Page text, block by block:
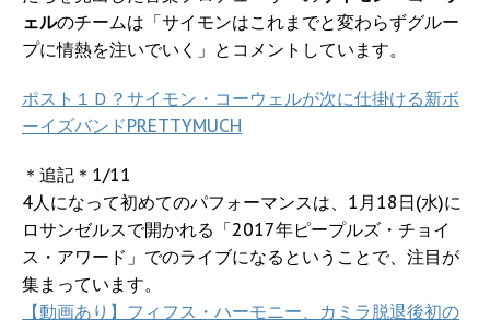
ェルのチームは「サイモンはこれまでと変わらずグルー
プに情熱を注いでいく」とコメントしています。
ポスト１Ｄ？サイモン・コーウェルが次に仕掛ける新ボ
ーイズバンドPRETTYMUCH
＊追記＊1/11
4人になって初めてのパフォーマンスは、1月18日(水)に
ロサンゼルスで開かれる「2017年ピープルズ・チョイ
ス・アワード」でのライブになるということで、注目が
集まっています。
【動画あり】フィフス・ハーモニー、カミラ脱退後初の